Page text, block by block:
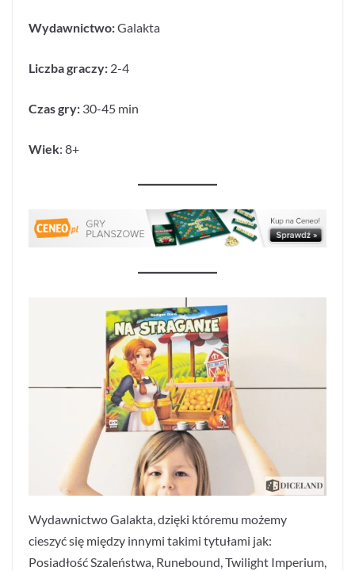
Wydawnictwo:Galakta
Liczba graczy: 2-4
Czas gry: 30-45 min
Wiek: 8+
Wydawnictwo Galakta, dzięki któremu możemy
cieszyć się między innymi takimi tytułami jak:
Posiadłość Szaleństwa, Runebound, Twilight Imperium,